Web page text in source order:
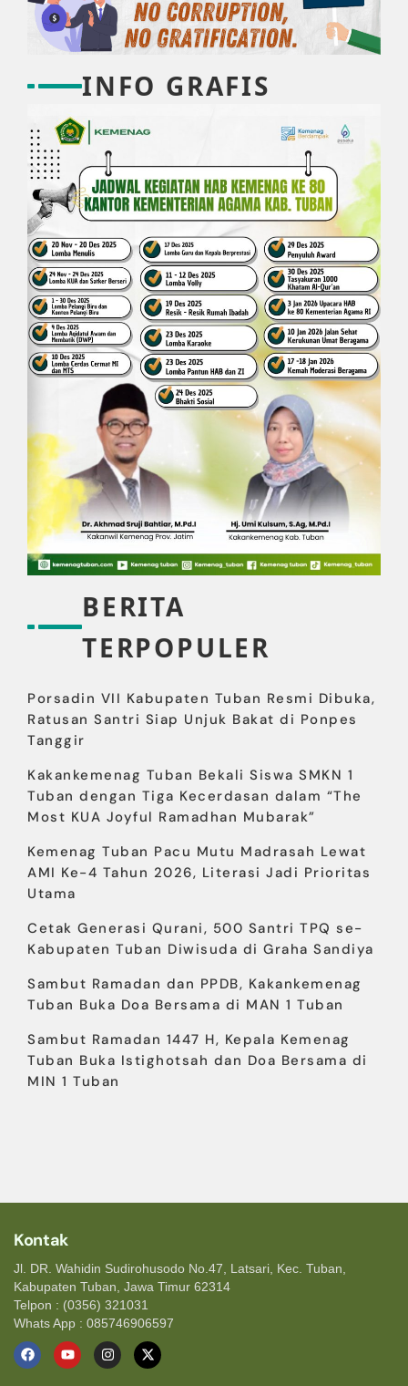
INFO GRAFIS
BERITA
TERPOPULER
Porsadin VII Kabupaten Tuban Resmi Dibuka,
Ratusan Santri Siap Unjuk Bakat di Ponpes
Tanggir
Kakankemenag Tuban Bekali Siswa SMKN 1
Tuban dengan Tiga Kecerdasan dalam “The
Most KUA Joyful Ramadhan Mubarak”
Kemenag Tuban Pacu Mutu Madrasah Lewat
AMI Ke-4 Tahun 2026, Literasi Jadi Prioritas
Utama
Cetak Generasi Qurani, 500 Santri TPQ se-
Kabupaten Tuban Diwisuda di Graha Sandiya
Sambut Ramadan dan PPDB, Kakankemenag
Tuban Buka Doa Bersama di MAN 1 Tuban
Sambut Ramadan 1447 H, Kepala Kemenag
Tuban Buka Istighotsah dan Doa Bersama di
MIN 1 Tuban
Kontak
Jl. DR. Wahidin Sudirohusodo No.47, Latsari, Kec. Tuban,
Kabupaten Tuban, Jawa Timur 62314
Telpon : (0356) 321031
Whats App : 085746906597